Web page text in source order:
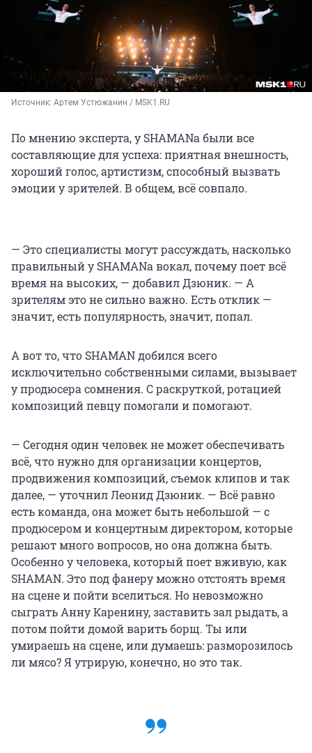
Источник: Артем Устюжанин / MSK1.RU
По мнению эксперта, у SHAMANа были все
составляющие для успеха: приятная внешность,
хороший голос, артистизм, способный вызвать
эмоции у зрителей. В общем, всё совпало.
— Это специалисты могут рассуждать, насколько
правильный у SHAMANа вокал, почему поет всё
время на высоких, — добавил Дзюник. — А
зрителям это не сильно важно. Есть отклик —
значит, есть популярность, значит, попал.
А вот то, что SHAMAN добился всего
исключительно собственными силами, вызывает
у продюсера сомнения. С раскруткой, ротацией
композиций певцу помогали и помогают.
— Сегодня один человек не может обеспечивать
всё, что нужно для организации концертов,
продвижения композиций, съемок клипов и так
далее, — уточнил Леонид Дзюник. — Всё равно
есть команда, она может быть небольшой — с
продюсером и концертным директором, которые
решают много вопросов, но она должна быть.
Особенно у человека, который поет вживую, как
SHAMAN. Это под фанеру можно отстоять время
на сцене и пойти вселиться. Но невозможно
сыграть Анну Каренину, заставить зал рыдать, а
потом пойти домой варить борщ. Ты или
умираешь на сцене, или думаешь: разморозилось
ли мясо? Я утрирую, конечно, но это так.